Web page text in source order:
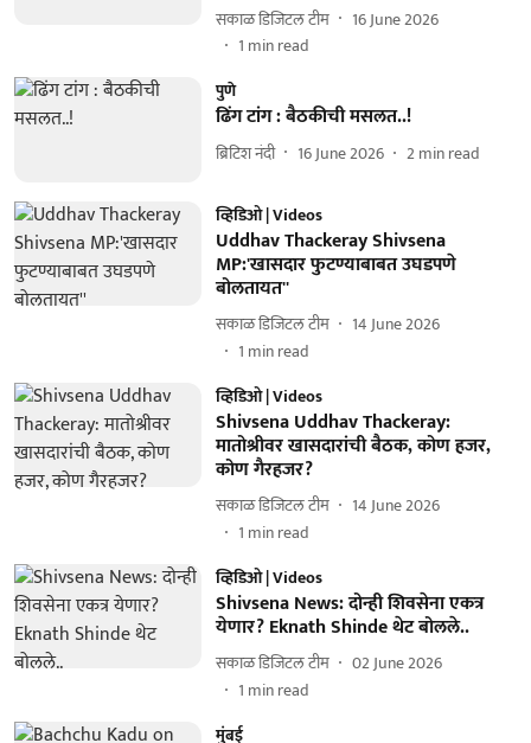
सकाळ डिजिटल टीम
16 June 2026
1 min read
पुणे
ढिंग टांग : बैठकीची मसलत..!
ब्रिटिश नंदी 16 June 2026 2min read
व्हिडिओ | Videos
Uddhav Thackeray Shivsena
MP:'खासदार फुटण्याबाबत उघडपणे
बोलतायत''
सकाळ डिजिटल टीम
14 June 2026
1 min read
व्हिडिओ | Videos
Shivsena Uddhav Thackeray:
मातोश्रीवर खासदारांची बैठक, कोण हजर,
कोण गैरहजर?
सकाळ डिजिटल टीम
14 June 2026
1 min read
व्हिडिओ | Videos
Shivsena News: दोन्ही शिवसेना एकत्र
येणार? Eknath Shinde थेट बोलले..
सकाळ डिजिटल टीम
02 June 2026
1 min read
मुंबई